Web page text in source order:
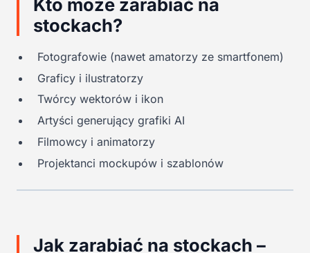
Kto może zarabiać na
stockach?
Fotografowie (nawet amatorzy ze smartfonem)
Graficy i ilustratorzy
Twórcy wektorów i ikon
Artyści generujący grafiki AI
Filmowcy i animatorzy
Projektanci mockupów i szablonów
Jak zarabiać na stockach –